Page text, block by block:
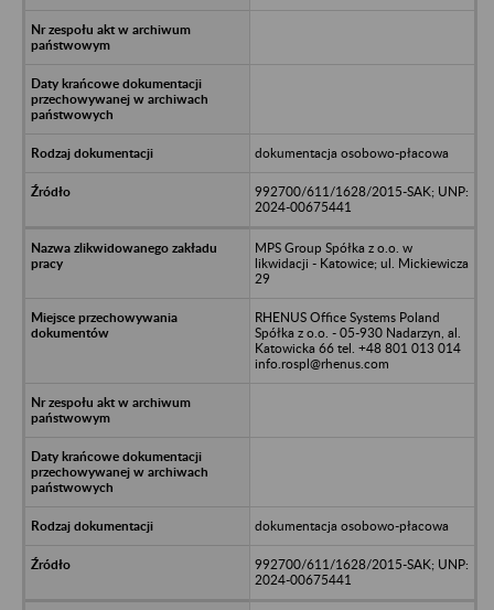
dokumentacja osobowo-płacowa
992700/611/1628/2015-SAK; UNP:
2024-00675441
MPS Group Spółka z o.o. w
likwidacji - Katowice; ul. Mickiewicza
29
RHENUS Office Systems Poland
Spółka z o.o. - 05-930 Nadarzyn, al.
Katowicka 66 tel. +48 801 013 014
info.rospl@rhenus.com
dokumentacja osobowo-płacowa
992700/611/1628/2015-SAK; UNP:
2024-00675441